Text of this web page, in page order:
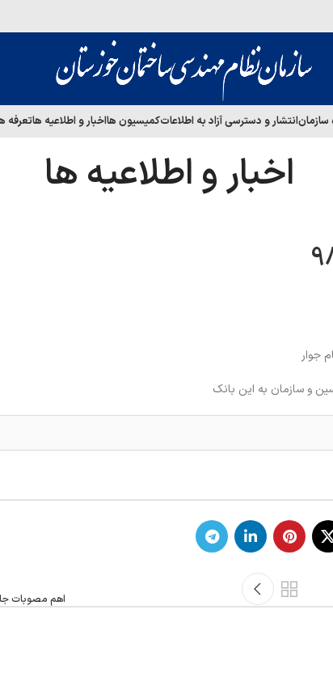
سازمانانتشار و دسترسی آزاد به اطلاعاتکمیسیون هااخبار و اطلاعیه هاتعرفه
اخبار و اطلاعیه ها
جوار
و سازمان به این بانک
اهم مصوبات جلسه 02/